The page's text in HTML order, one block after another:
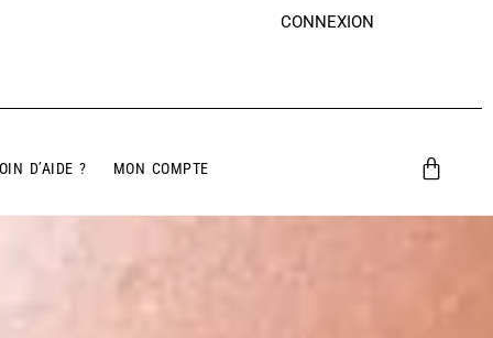
CONNEXION
D’AIDE ? MON COMPTE